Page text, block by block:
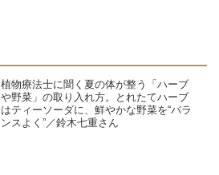
植物療法士に聞く夏の体が整う「ハーブ
や野菜」の取り入れ方。とれたてハーブ
はティーソーダに、鮮やかな野菜を“バラ
ンスよく”／鈴木七重さん